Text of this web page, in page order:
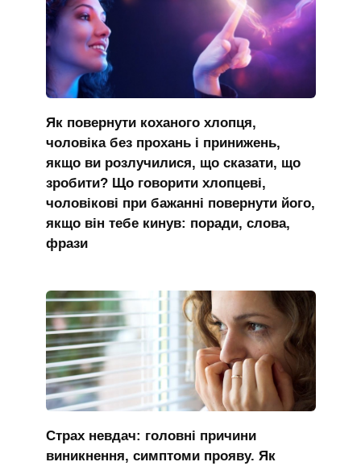
Як повернути коханого хлопця,
чоловіка без прохань і принижень,
якщо ви розлучилися, що сказати, що
зробити? Що говорити хлопцеві,
чоловікові при бажанні повернути його,
якщо він тебе кинув: поради, слова,
фрази
Страх невдач: головні причини
виникнення, симптоми прояву. Як